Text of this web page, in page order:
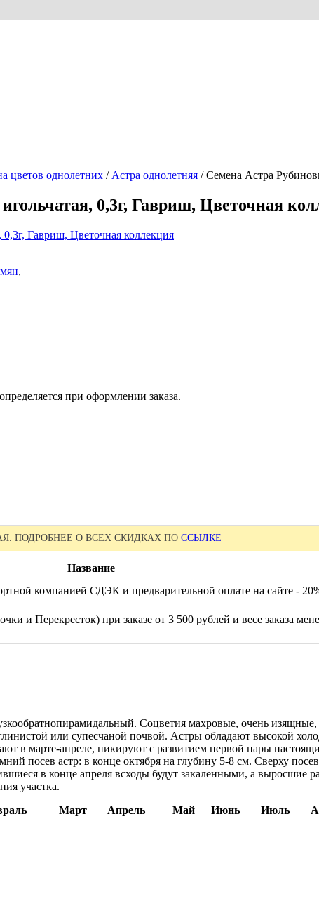
цветов однолетних /Астра однолетняя /Семена Астра
0,3г, Гавриш, Цветочная
,
при оформлении заказа.
ПОДРОБНЕЕ О ВСЕХ СКИДКАХ ПО ССЫЛКЕ
Название
компанией СДЭК и предварительной оплате на сайте -
и Перекресток) при заказе от 3 500 рублей и весе заказа
Соцветия махровые, очень
или супесчаной почвой. Астры обладают высокой
в марте-апреле, пикируют с развитием первой пары
посев астр: в конце октября на глубину 5-8 см. Сверху
в конце апреля всходы будут закаленными, а выросшие
участка.
Март Апрель Май Июнь Июль